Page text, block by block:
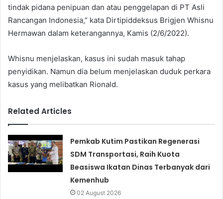
tindak pidana penipuan dan atau penggelapan di PT Asli
Rancangan Indonesia,” kata Dirtipiddeksus Brigjen Whisnu
Hermawan dalam keterangannya, Kamis (2/6/2022).
Whisnu menjelaskan, kasus ini sudah masuk tahap
penyidikan. Namun dia belum menjelaskan duduk perkara
kasus yang melibatkan Rionald.
Related Articles
Pemkab Kutim Pastikan Regenerasi
SDM Transportasi, Raih Kuota
Beasiswa Ikatan Dinas Terbanyak dari
Kemenhub
02 August 2026